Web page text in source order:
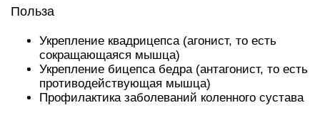
Польза
Укрепление квадрицепса (агонист, то есть
сокращающаяся мышца)
Укрепление бицепса бедра (антагонист, то есть
противодействующая мышца)
Профилактика заболеваний коленного сустава